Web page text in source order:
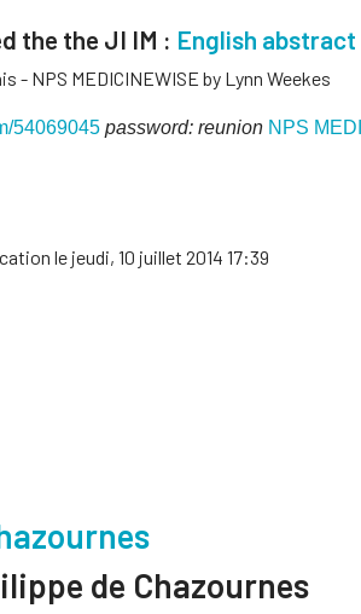
the the JI IM : English
- NPS MEDICINEWISE by Lynn Weekes
54069045 password: reunion NPS
le jeudi, 10 juillet 2014 17:39
de Chazournes